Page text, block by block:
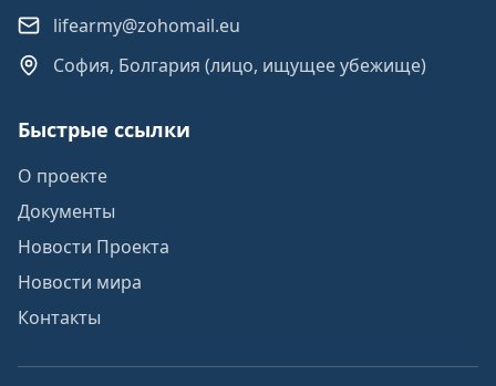
lifearmy@zohomail.eu
София, Болгария (лицо, ищущее убежище)
Быстрые ссылки
О проекте
Документы
Новости Проекта
Новости мира
Контакты